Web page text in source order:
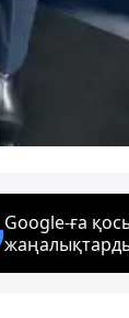
Google-ға